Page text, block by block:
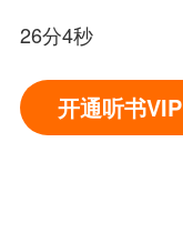
26分4秒
开通听书VIP